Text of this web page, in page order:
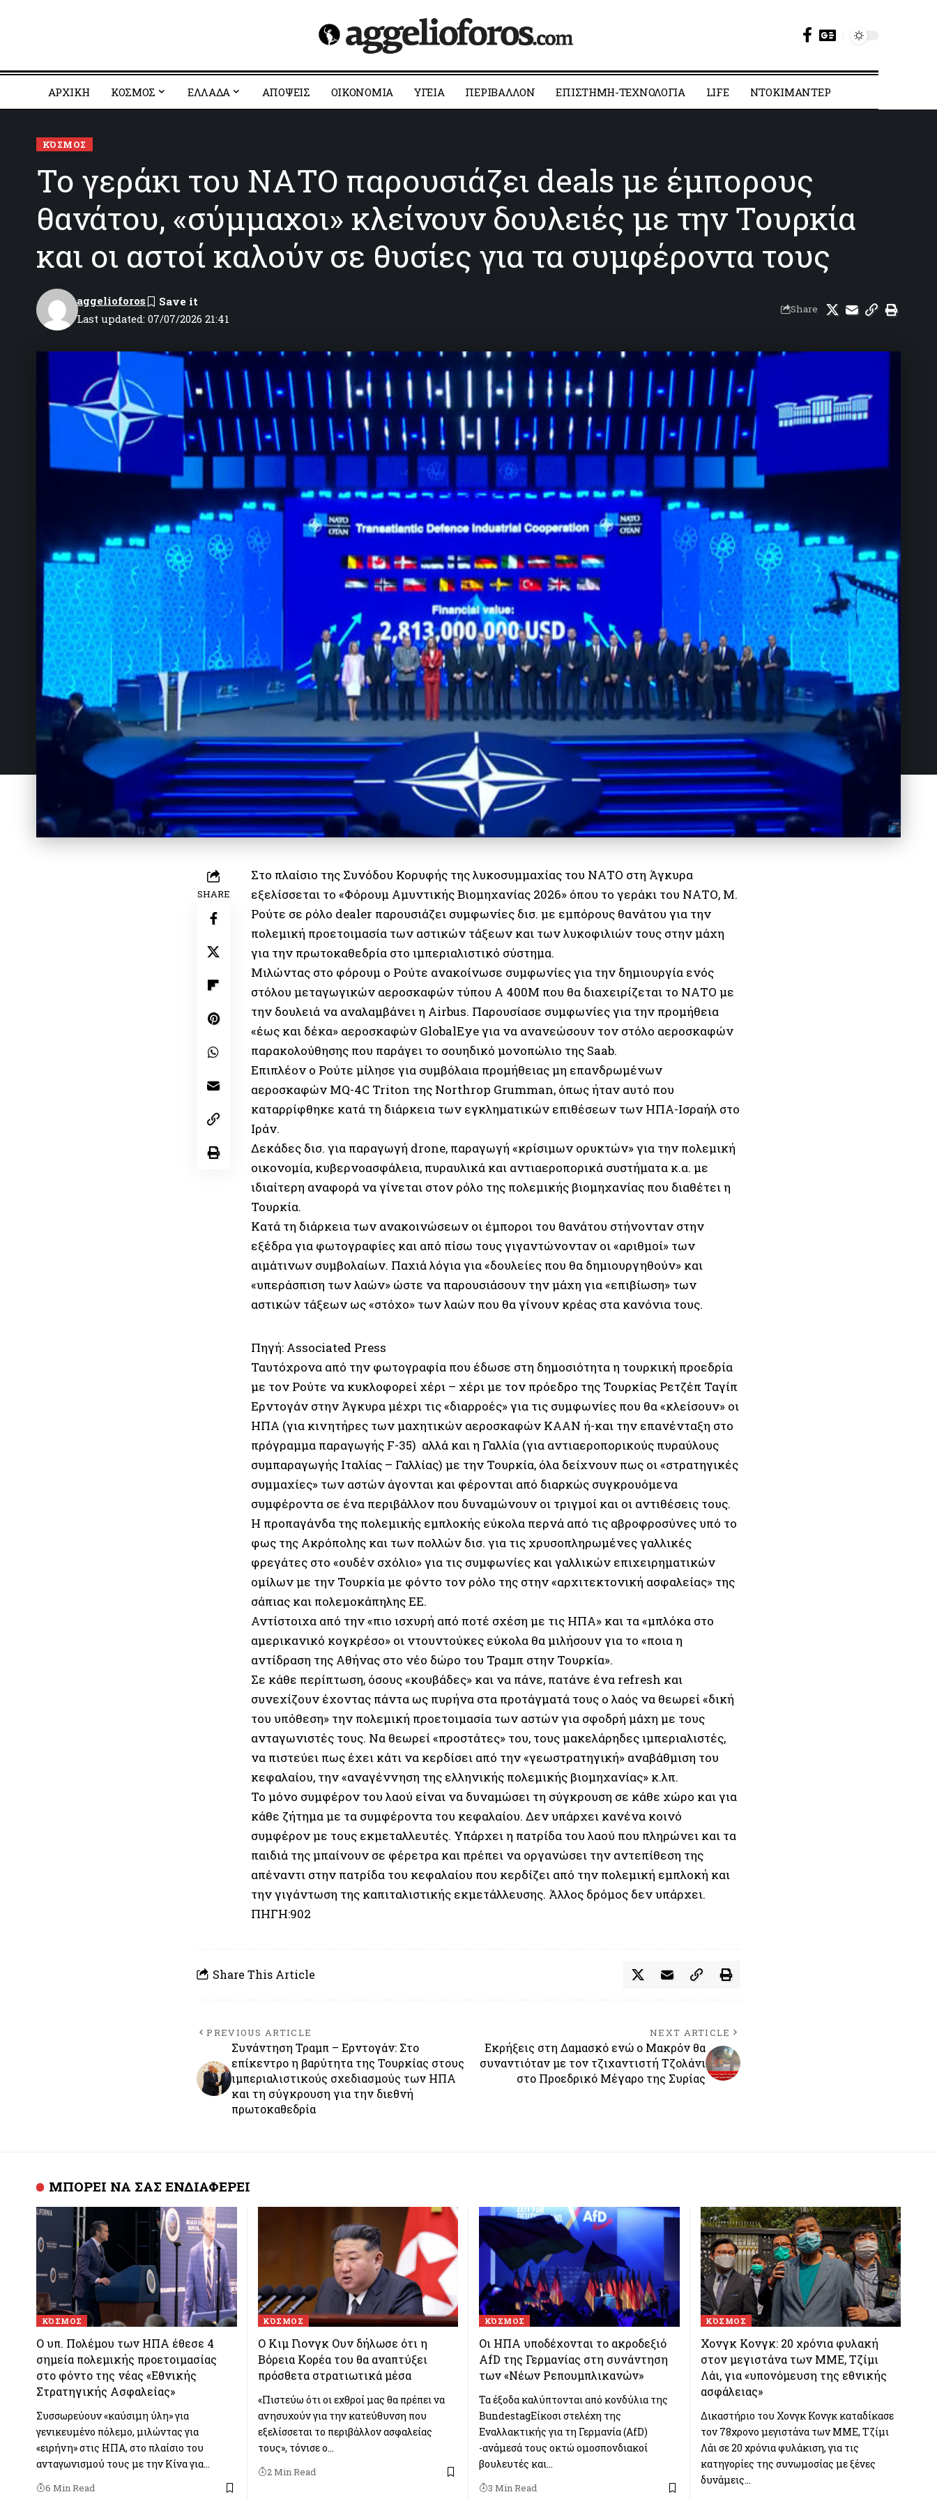
ΑΡΧΙΚΗ ΚΟΣΜΟΣ EΛΛΑΔΑ ΑΠΟΨΕΙΣ ΟΙΚΟΝΟΜΙΑ YΓΕΙΑ ΠΕΡΙΒΑΛΛΟΝ ΕΠΙΣΤΗΜΗ-ΤΕΧΝΟΛΟΓΙΑ LIFE ΝΤΟΚΙΜΑΝΤΕΡ
ΚΌΣΜΟΣ
Το γεράκι του ΝΑΤΟ παρουσιάζει deals με έμπορους
θανάτου, «σύμμαχοι» κλείνουν δουλειές με την Τουρκία
και οι αστοί καλούν σε θυσίες για τα συμφέροντα τους
Last updated: 07/07/2026 21:41
aggelioforos
Share
SHARE
Στο πλαίσιο της Συνόδου Κορυφής της λυκοσυμμαχίας του ΝΑΤΟ στη Άγκυρα
εξελίσσεται το «Φόρουμ Αμυντικής Βιομηχανίας 2026» όπου το γεράκι του ΝΑΤΟ, Μ.
Ρούτε σε ρόλο dealer παρουσιάζει συμφωνίες δισ. με εμπόρους θανάτου για την
πολεμική προετοιμασία των αστικών τάξεων και των λυκοφιλιών τους στην μάχη
για την πρωτοκαθεδρία στο ιμπεριαλιστικό σύστημα.
Μιλώντας στο φόρουμ ο Ρούτε ανακοίνωσε συμφωνίες για την δημιουργία ενός
στόλου μεταγωγικών αεροσκαφών τύπου Α 400Μ που θα διαχειρίζεται το ΝΑΤΟ με
την δουλειά να αναλαμβάνει η Airbus. Παρουσίασε συμφωνίες για την προμήθεια
«έως και δέκα» αεροσκαφών GlobalEye για να ανανεώσουν τον στόλο αεροσκαφών
παρακολούθησης που παράγει το σουηδικό μονοπώλιο της Saab.
Επιπλέον ο Ρούτε μίλησε για συμβόλαια προμήθειας μη επανδρωμένων
αεροσκαφών MQ-4C Triton της Northrop Grumman, όπως ήταν αυτό που
καταρρίφθηκε κατά τη διάρκεια των εγκληματικών επιθέσεων των ΗΠΑ-Ισραήλ στο
Ιράν.
Δεκάδες δισ. για παραγωγή drone, παραγωγή «κρίσιμων ορυκτών» για την πολεμική
οικονομία, κυβερνοασφάλεια, πυραυλικά και αντιαεροπορικά συστήματα κ.α. με
ιδιαίτερη αναφορά να γίνεται στον ρόλο της πολεμικής βιομηχανίας που διαθέτει η
Τουρκία.
Κατά τη διάρκεια των ανακοινώσεων οι έμποροι του θανάτου στήνονταν στην
εξέδρα για φωτογραφίες και από πίσω τους γιγαντώνονταν οι «αριθμοί» των
αιμάτινων συμβολαίων. Παχιά λόγια για «δουλείες που θα δημιουργηθούν» και
«υπεράσπιση των λαών» ώστε να παρουσιάσουν την μάχη για «επιβίωση» των
αστικών τάξεων ως «στόχο» των λαών που θα γίνουν κρέας στα κανόνια τους.
Πηγή: Associated Press
Ταυτόχρονα από την φωτογραφία που έδωσε στη δημοσιότητα η τουρκική προεδρία
με τον Ρούτε να κυκλοφορεί χέρι – χέρι με τον πρόεδρο της Τουρκίας Ρετζέπ Ταγίπ
Ερντογάν στην Άγκυρα μέχρι τις «διαρροές» για τις συμφωνίες που θα «κλείσουν» οι
ΗΠΑ (για κινητήρες των μαχητικών αεροσκαφών ΚΑΑΝ ή-και την επανένταξη στο
πρόγραμμα παραγωγής F-35) αλλά και η Γαλλία (για αντιαεροπορικούς πυραύλους
συμπαραγωγής Ιταλίας – Γαλλίας) με την Τουρκία, όλα δείχνουν πως οι «στρατηγικές
συμμαχίες» των αστών άγονται και φέρονται από διαρκώς συγκρουόμενα
συμφέροντα σε ένα περιβάλλον που δυναμώνουν οι τριγμοί και οι αντιθέσεις τους.
Η προπαγάνδα της πολεμικής εμπλοκής εύκολα περνά από τις αβροφροσύνες υπό το
φως της Ακρόπολης και των πολλών δισ. για τις χρυσοπληρωμένες γαλλικές
φρεγάτες στο «ουδέν σχόλιο» για τις συμφωνίες και γαλλικών επιχειρηματικών
ομίλων με την Τουρκία με φόντο τον ρόλο της στην «αρχιτεκτονική ασφαλείας» της
σάπιας και πολεμοκάπηλης ΕΕ.
Αντίστοιχα από την «πιο ισχυρή από ποτέ σχέση με τις ΗΠΑ» και τα «μπλόκα στο
αμερικανικό κογκρέσο» οι ντουντούκες εύκολα θα μιλήσουν για το «ποια η
αντίδραση της Αθήνας στο νέο δώρο του Τραμπ στην Τουρκία».
Σε κάθε περίπτωση, όσους «κουβάδες» και να πάνε, πατάνε ένα refresh και
συνεχίζουν έχοντας πάντα ως πυρήνα στα προτάγματά τους ο λαός να θεωρεί «δική
του υπόθεση» την πολεμική προετοιμασία των αστών για σφοδρή μάχη με τους
ανταγωνιστές τους. Να θεωρεί «προστάτες» του, τους μακελάρηδες ιμπεριαλιστές,
να πιστεύει πως έχει κάτι να κερδίσει από την «γεωστρατηγική» αναβάθμιση του
κεφαλαίου, την «αναγέννηση της ελληνικής πολεμικής βιομηχανίας» κ.λπ.
Το μόνο συμφέρον του λαού είναι να δυναμώσει τη σύγκρουση σε κάθε χώρο και για
κάθε ζήτημα με τα συμφέροντα του κεφαλαίου. Δεν υπάρχει κανένα κοινό
συμφέρον με τους εκμεταλλευτές. Υπάρχει η πατρίδα του λαού που πληρώνει και τα
παιδιά της μπαίνουν σε φέρετρα και πρέπει να οργανώσει την αντεπίθεση της
απέναντι στην πατρίδα του κεφαλαίου που κερδίζει από την πολεμική εμπλοκή και
την γιγάντωση της καπιταλιστικής εκμετάλλευσης. Άλλος δρόμος δεν υπάρχει.
ΠΗΓΗ:902
Share This Article
PREVIOUS ARTICLE
Συνάντηση Τραμπ – Ερντογάν: Στο
επίκεντρο η βαρύτητα της Τουρκίας στους
ιμπεριαλιστικούς σχεδιασμούς των ΗΠΑ
και τη σύγκρουση για την διεθνή
πρωτοκαθεδρία
NEXT ARTICLE
Εκρήξεις στη Δαμασκό ενώ ο Μακρόν θα
συναντιόταν με τον τζιχαντιστή Τζολάνι
στο Προεδρικό Μέγαρο της Συρίας
ΜΠΟΡΕΙ ΝΑ ΣΑΣ ΕΝΔΙΑΦΕΡΕΙ
ΚΌΣΜΟΣ
Ο υπ. Πολέμου των ΗΠΑ έθεσε 4
σημεία πολεμικής προετοιμασίας
στο φόντο της νέας «Εθνικής
Στρατηγικής Ασφαλείας»
Συσσωρεύουν «καύσιμη ύλη» για
γενικευμένο πόλεμο, μιλώντας για
«ειρήνη» στις ΗΠΑ, στο πλαίσιο του
ανταγωνισμού τους με την Κίνα για…
6 Min Read
ΚΌΣΜΟΣ
Ο Κιμ Γιονγκ Ουν δήλωσε ότι η
Βόρεια Κορέα του θα αναπτύξει
πρόσθετα στρατιωτικά μέσα
«Πιστεύω ότι οι εχθροί μας θα πρέπει να
ανησυχούν για την κατεύθυνση που
εξελίσσεται το περιβάλλον ασφαλείας
τους», τόνισε ο…
2 Min Read
ΚΌΣΜΟΣ
Οι ΗΠΑ υποδέχονται το ακροδεξιό
AfD της Γερμανίας στη συνάντηση
των «Νέων Ρεπουμπλικανών»
Τα έξοδα καλύπτονται από κονδύλια της
BundestagΕίκοσι στελέχη της
Εναλλακτικής για τη Γερμανία (AfD)
-ανάμεσά τους οκτώ ομοσπονδιακοί
βουλευτές και…
3 Min Read
ΚΌΣΜΟΣ
Χονγκ Κονγκ: 20 χρόνια φυλακή
στον μεγιστάνα των ΜΜΕ, Τζίμι
Λάι, για «υπονόμευση της εθνικής
ασφάλειας»
Δικαστήριο του Χονγκ Κονγκ καταδίκασε
τον 78χρονο μεγιστάνα των ΜΜΕ, Τζίμι
Λάι σε 20 χρόνια φυλάκιση, για τις
κατηγορίες της συνωμοσίας με ξένες
δυνάμεις…